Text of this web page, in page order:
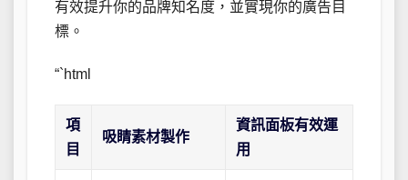
有效提升你的品牌知名度，並實現你的廣告目
標。
“`html
項
目
吸睛素材製作
資訊面板有效運
用